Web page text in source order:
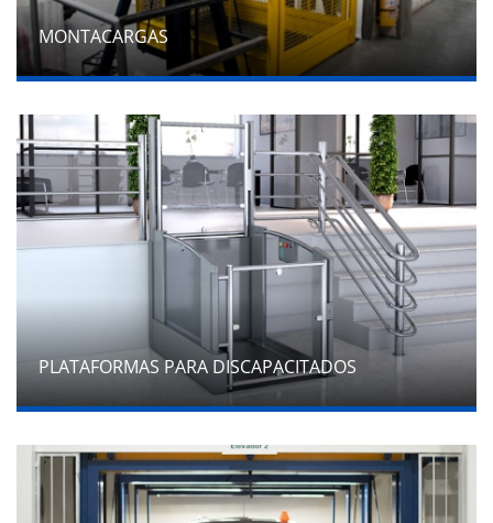
MONTACARGAS
PLATAFORMAS PARA DISCAPACITADOS